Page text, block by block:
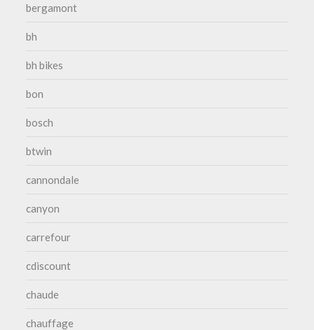
bergamont
bh
bh bikes
bon
bosch
btwin
cannondale
canyon
carrefour
cdiscount
chaude
chauffage